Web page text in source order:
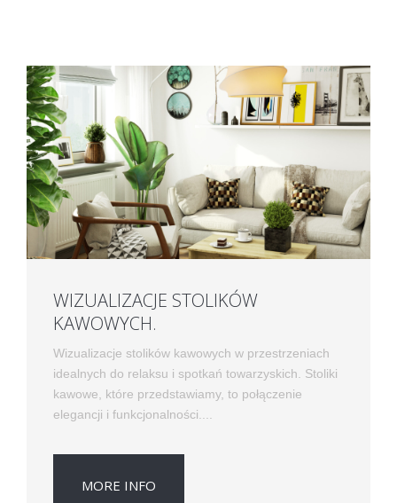
WIZUALIZACJE STOLIKÓW
KAWOWYCH.
Wizualizacje stolików kawowych w przestrzeniach
idealnych do relaksu i spotkań towarzyskich. Stoliki
kawowe, które przedstawiamy, to połączenie
elegancji i funkcjonalności....
MORE INFO